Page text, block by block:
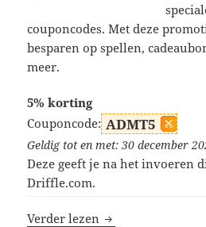
couponcodes. Met deze
besparen op spellen,
meer.
5% korting
Couponcode: ADMT5
Geldig tot en met: 30 december
Deze geeft je na het invoeren
Driffle.com.
Verder lezen Driffle